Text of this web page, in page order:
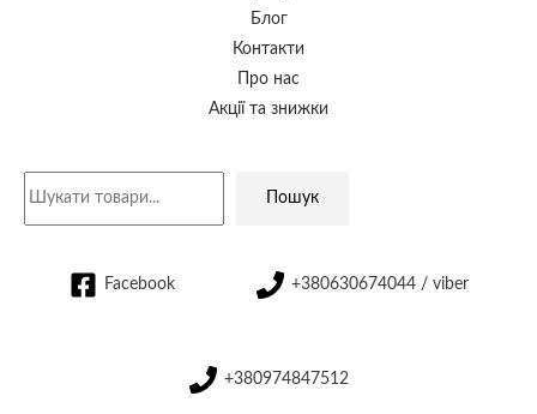
Блог
Контакти
Про нас
Акції та знижки
Пошук
Facebook +380630674044 / viber
+380974847512